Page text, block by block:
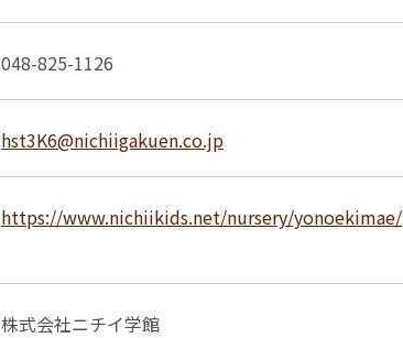
048-825-1126
hst3K6@nichiigakuen.co.jp
https://www.nichiikids.net/nursery/yonoekimae/
株式会社ニチイ学館